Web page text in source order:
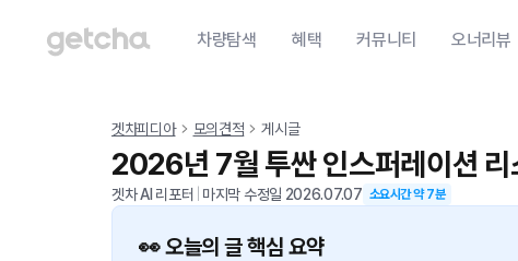
차량탐색 혜택 커뮤니티 오너리뷰
겟차피디아 모의견적 게시글
2026년 7월 투싼 인스퍼레이션 리
겟차 AI 리포터 마지막 수정일 2026.07.07 소요시간 약7분
👀 오늘의 글 핵심 요약